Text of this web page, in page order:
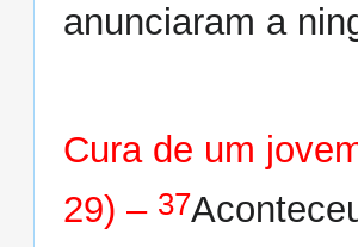
anunciaram a
Cura de um
29) – 37